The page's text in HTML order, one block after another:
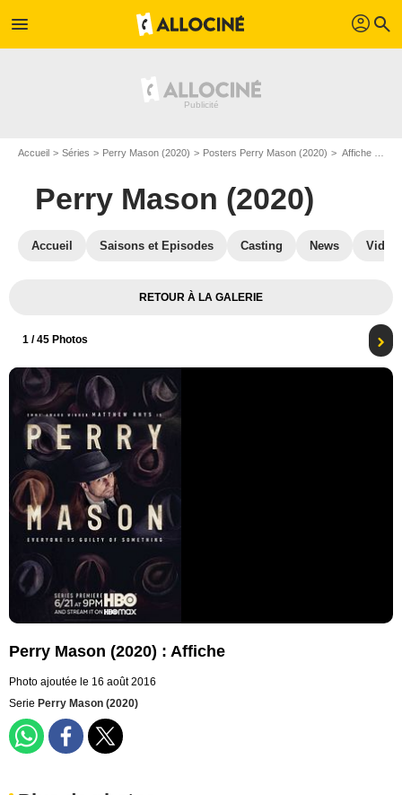
menu profil search
Accueil Séries Perry Mason (2020) Posters Perry Mason (2020) Affiche Perry Mason (2020)
Perry Mason (2020)
Accueil Saisons et Episodes Casting News
RETOUR À LA GALERIE
1 / 45 Photos
Perry Mason (2020) : Affiche
Photo ajoutée le 16 août 2016
Serie Perry Mason (2020)